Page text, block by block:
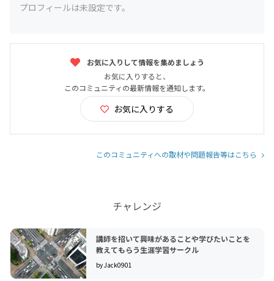
プロフィールは未設定です。
お気に入りして情報を集めましょう
お気に入りすると、
このコミュニティの最新情報を通知します。
お気に入りする
このコミュニティへの取材や問題報告等はこちら
チャレンジ
講師を招いて興味があることや学びたいことを
教えてもらう生涯学習サークル
by Jack0901